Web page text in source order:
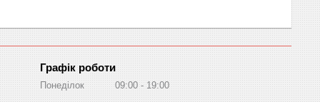
Графік роботи
Понеділок 09:00
19:00